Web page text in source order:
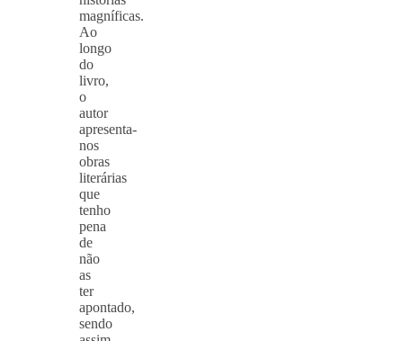
magníficas.
Ao
longo
do
livro,
o
autor
apresenta-
nos
obras
literárias
que
tenho
pena
de
não
as
ter
apontado,
sendo